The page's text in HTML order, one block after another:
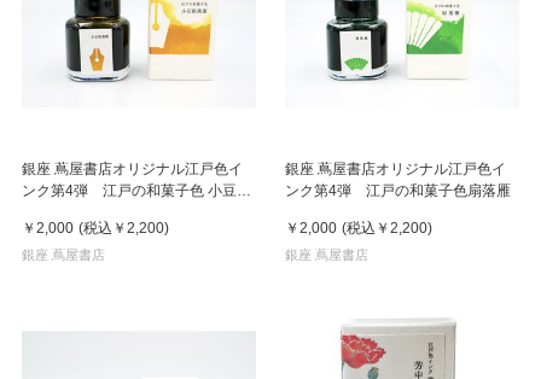
銀座 蔦屋書店オリジナル江戸色イ
ンク第4弾 江戸の和菓子色 小豆粉
￥2,000 (税込 ￥2,200)
銀座 蔦屋書店
銀座 蔦屋書店オリジナル江戸色イ
ンク第4弾 江戸の和菓子色扇落雁
￥2,000 (税込 ￥2,200)
銀座 蔦屋書店